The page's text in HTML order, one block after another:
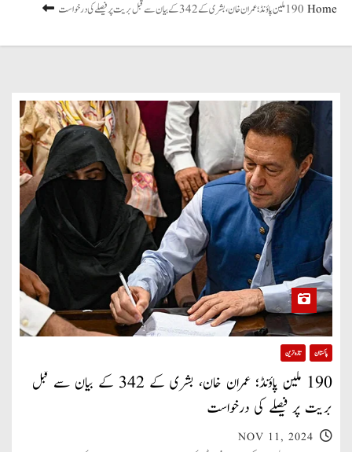
Home190 ملین پاؤنڈ؛ عمران خان، بشری کے 342 کے بیان سے قبل بریت پر فیصلے کی درخواست
پاکستان تازہ ترین
190 ملین پاؤنڈ؛ عمران خان، بشری کے 342 کے بیان سے قبل
بریت پر فیصلے کی درخواست
NOV 11, 2024